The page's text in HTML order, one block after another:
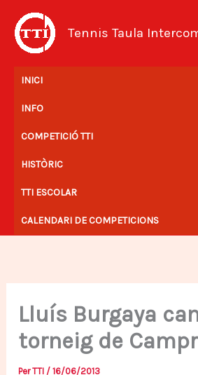
contingut
Tennis Taula
INICI
INFO
COMPETICIÓ TTI
HISTÒRIC
TTI ESCOLAR
CALENDARI DE COMPETICIONS
Lluís Burgaya
torneig de
Per TTI /16/06/2013